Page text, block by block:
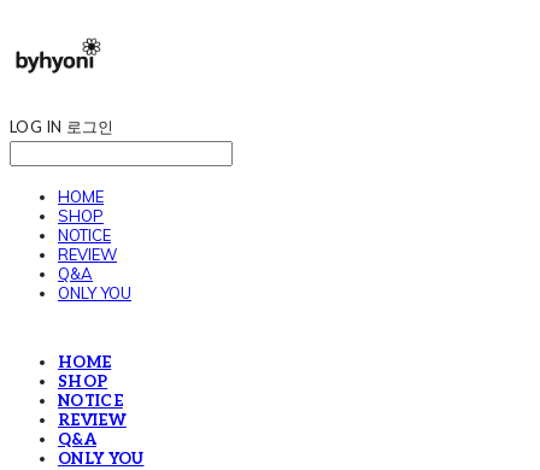
LOG IN 로그인
HOME
SHOP
NOTICE
REVIEW
Q&A
ONLY YOU
HOME
SHOP
NOTICE
REVIEW
Q&A
ONLY YOU